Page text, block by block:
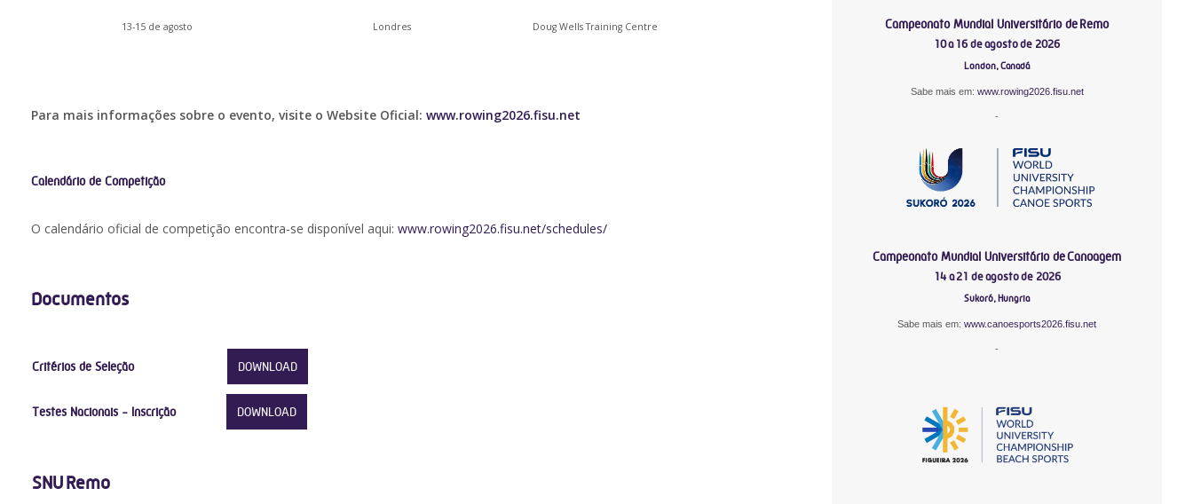
13-15 de agosto Londres Doug Wells Training Centre
Para mais informações sobre o evento, visite o Website Oficial: www.rowing2026.fisu.net
Calendário de Competição
O calendário oficial de competição encontra-se disponível aqui: www.rowing2026.fisu.net/schedules/
Documentos
Critérios de Seleção DOWNLOAD
Testes Nacionais - Inscrição DOWNLOAD
SNU Remo
Campeonato Mundial Universitário de Remo
10 a 16 de agosto de 2026
London, Canadá
Sabe mais em: www.rowing2026.fisu.net
-
Campeonato Mundial Universitário de Canoagem
14 a 21 de agosto de 2026
Sukoró, Hungria
Sabe mais em:www.canoesports2026.fisu.net
-